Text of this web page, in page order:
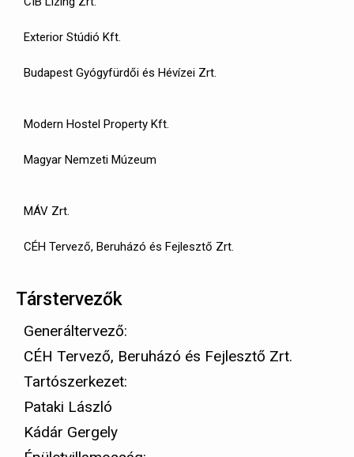
Exterior Stúdió Kft.
Budapest Gyógyfürdői és Hévízei Zrt.
Modern Hostel Property Kft.
Magyar Nemzeti Múzeum
MÁV Zrt.
CÉH Tervező, Beruházó és Fejlesztő Zrt.
Társtervezők
Generáltervező:
CÉH Tervező, Beruházó és Fejlesztő Zrt.
Tartószerkezet:
Pataki László
Kádár Gergely